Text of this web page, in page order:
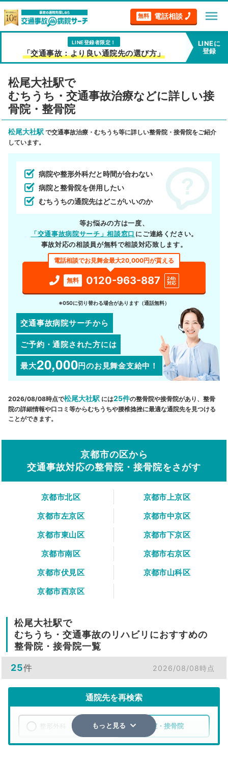
無料 電話相談 menu
LINE登録者限定！
「交通事故：より良い通院先の選び方」
LINEに
登録
松尾大社駅で
むちうち・交通事故治療などに詳しい接
骨院・整骨院
松尾大社駅 で交通事故治療・むちうち等に詳しい整骨院・接骨院をご紹介
しています。
病院や整形外科だと時間が合わない
病院と整骨院を併用したい
むちうちの通院先はどこがいいのか
等お悩みの方は一度、
「交通事故病院サーチ」相談窓口 にご連絡ください。
事故対応の相談員が無料で相談対応致します。
電話相談でお見舞金最大20,000円が貰える
無料 0120-963-887
24h
対応
※050に切り替わる場合があります（通話無料）
交通事故病院サーチから
ご予約・通院された方には
最大20,000円のお見舞金支給中！
2026/08/08時点で松尾大社駅 には25件の整骨院や接骨院があり、整骨
院の詳細情報や口コミ等からむちうちや腰椎捻挫に最適な通院先を見つける
ことができます。
京都市の区から
交通事故対応の整骨院・接骨院をさがす
京都市北区
京都市上京区
京都市左京区
京都市中京区
京都市東山区
京都市下京区
京都市南区
京都市右京区
京都市伏見区
京都市山科区
京都市西京区
松尾大社駅で
むちうち・交通事故のリハビリにおすすめの
整骨院・接骨院一覧
25件 2026/08/08時点
通院先を再検索
整骨院・接骨院
もっと見る